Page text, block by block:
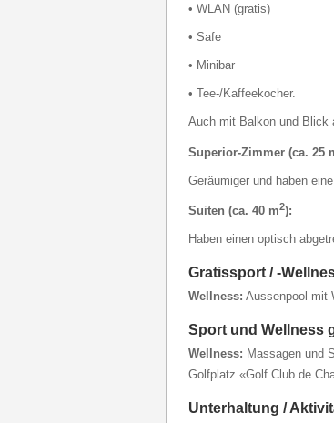
• WLAN (gratis)
• Safe
• Minibar
• Tee-/Kaffeekocher.
Auch mit Balkon und Blick
Superior-Zimmer (ca. 25
Geräumiger und haben
Suiten (ca. 40 m2):
Haben einen optisch
Gratissport / -
Wellness: Aussenpool mit
Sport und Wellness
Wellness: Massagen und
Golfplatz «Golf Club de
Unterhaltung /